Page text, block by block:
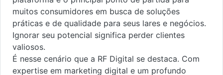
muitos consumidores em busca de soluções
práticas e de qualidade para seus lares e negócios.
Ignorar seu potencial significa perder clientes
valiosos.
É nesse cenário que a RF Digital se destaca. Com
expertise em marketing digital e um profundo